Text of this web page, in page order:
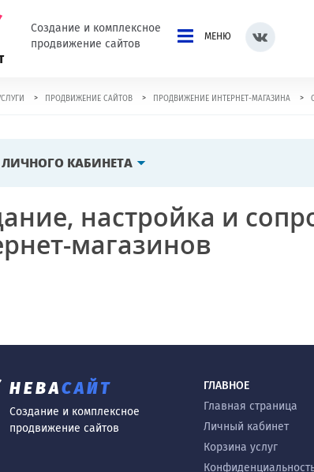
Создание и комплексное
продвижение сайтов
МЕНЮ
> ПРОДВИЖЕНИЕ САЙТОВ > ПРОДВИЖЕНИЕ ИНТЕРНЕТ-МАГАЗИНА >
КАБИНЕТА
настройка и
магазинов
НЕВАСАЙТ
Создание и комплексное
продвижение сайтов
ГЛАВНОЕ
Главная страница
Личный кабинет
Корзина услуг